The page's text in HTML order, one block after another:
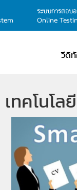
ระบบการสอบ
Online
วีดิ
เทคโนโลยี